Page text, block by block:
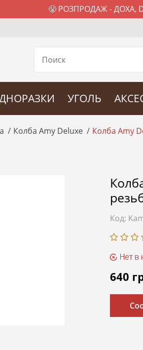
😤 РОЗПРОДАЖ - ДОХА,
УГОЛЬ
Колба Amy Deluxe
Колба Amy
Код:
Нет в
640